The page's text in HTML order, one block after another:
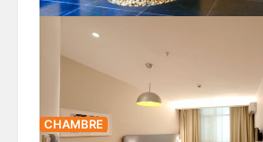
CHAMBRE